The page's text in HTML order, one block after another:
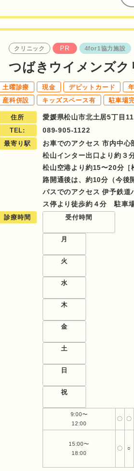
クリニック PR 4for1協力施設
つばきウイメンズク
土曜診療 現金 デビットカード
産科併設
キッズスペース有 駐車場
住所 愛媛県松山市北土居5丁目
TEL: 089-905-1122
最寄り駅
お車でのアクセス 市内中心
松山インター出口より約３
松山空港より約15〜20分［
路開通後は、約10分（今後
バスでのアクセス 伊予鉄道
ス停より徒歩約４分 駐車
診療時間 受付時間
月
火
水
木
金
土
日
祝
9:00〜
12:00
〇 〇
15:00〜
18:00
〇 ○